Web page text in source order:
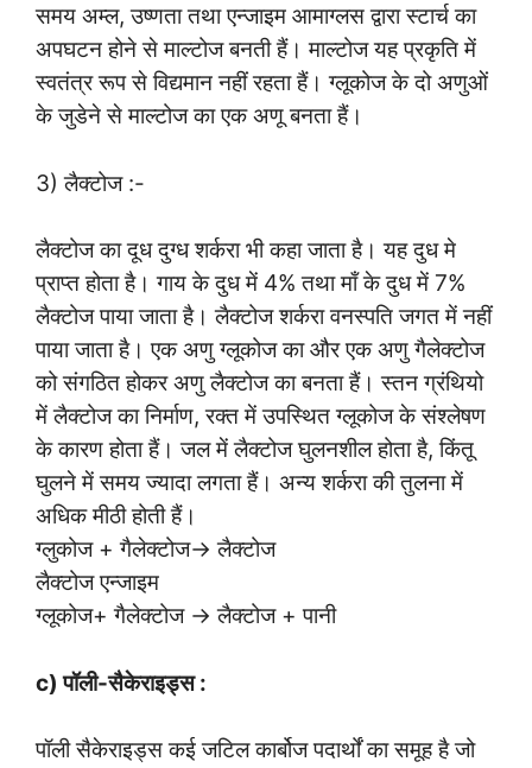
समय अम्ल, उष्णता तथा एन्जाइम आमाग्लस द्वारा स्टार्च का
अपघटन होने से माल्टोज बनती हैं। माल्टोज यह प्रकृति में
स्वतंत्र रूप से विद्यमान नहीं रहता हैं। ग्लूकोज के दो अणुओं
के जुडेने से माल्टोज का एक अणू बनता हैं।
3) लैक्टोज :-
लैक्टोज का दूध दुग्ध शर्करा भी कहा जाता है। यह दुध मे
प्राप्त होता है। गाय के दुध में 4% तथा माँ के दुध में 7%
लैक्टोज पाया जाता है। लैक्टोज शर्करा वनस्पति जगत में नहीं
पाया जाता है। एक अणु ग्लूकोज का और एक अणु गैलेक्टोज
को संगठित होकर अणु लैक्टोज का बनता हैं। स्तन ग्रंथियो
में लैक्टोज का निर्माण, रक्त में उपस्थित ग्लूकोज के संश्लेषण
के कारण होता हैं। जल में लैक्टोज घुलनशील होता है, किंतू
घुलने में समय ज्यादा लगता हैं। अन्य शर्करा की तुलना में
अधिक मीठी होती हैं।
ग्लुकोज + गैलेक्टोज→ लैक्टोज
लैक्टोज एन्जाइम
ग्लूकोज+ गैलेक्टोज → लैक्टोज + पानी
c) पॉली-सैकेराइड्स :
पॉली सैकेराइड्स कई जटिल कार्बोज पदार्थों का समूह है जो